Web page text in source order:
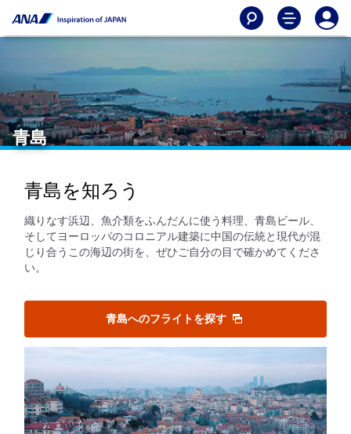
青島
青島を知ろう
織りなす浜辺、魚介類をふんだんに使う料理、青島ビール、
そしてヨーロッパのコロニアル建築に中国の伝統と現代が混
じり合うこの海辺の街を、ぜひご自分の目で確かめてくださ
い。
青島へのフライトを探す